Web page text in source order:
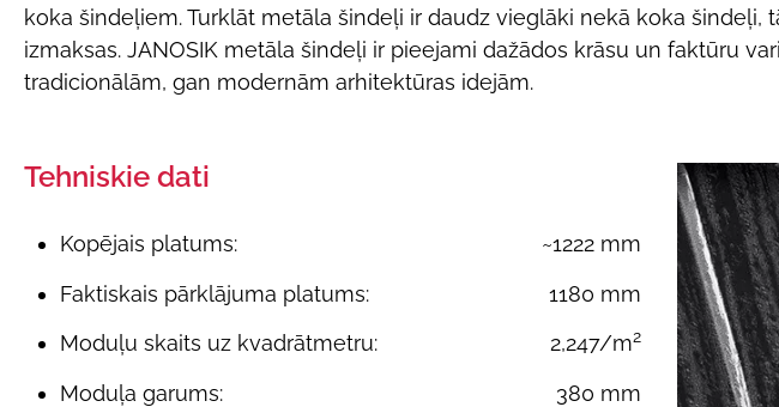
koka šindeļiem. Turklāt metāla šindeļi ir daudz vieglāki nekā koka šindeļi,
izmaksas. JANOSIK metāla šindeļi ir pieejami dažādos krāsu un faktūru
tradicionālām, gan modernām arhitektūras idejām.
Tehniskie dati
Kopējais platums:
~1222 mm
Faktiskais pārklājuma platums:
1180 mm
Moduļu skaits uz kvadrātmetru:
2,247/m2
Moduļa garums:
380 mm